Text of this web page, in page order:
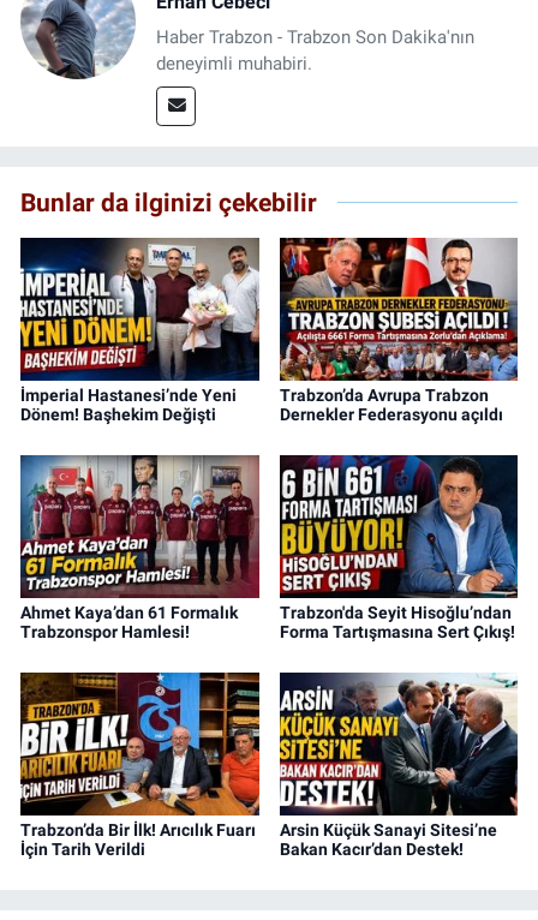
Haber Trabzon - Trabzon Son Dakika'nın
deneyimli muhabiri.
Bunlar da ilginizi çekebilir
İmperial Hastanesi’nde Yeni
Dönem! Başhekim Değişti
Trabzon’da Avrupa Trabzon
Dernekler Federasyonu açıldı
Ahmet Kaya’dan 61 Formalık
Trabzonspor Hamlesi!
Trabzon'da Seyit Hisoğlu’ndan
Forma Tartışmasına Sert Çıkış!
Trabzon’da Bir İlk! Arıcılık Fuarı
İçin Tarih Verildi
Arsin Küçük Sanayi Sitesi’ne
Bakan Kacır’dan Destek!